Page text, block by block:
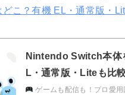
こ？有機 EL・通常版・
Nintendo Switch本体
L・通常版・Liteも比
ゲームも配信も！プロ愛用